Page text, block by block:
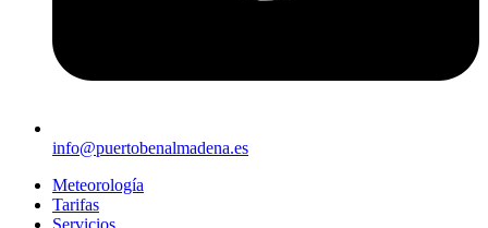
info@puertobenalmadena.es
Meteorología
Tarifas
Servicios